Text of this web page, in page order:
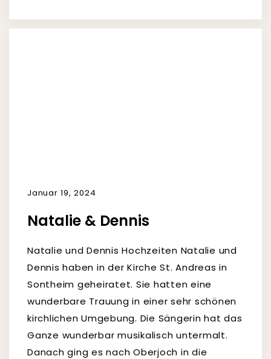
Januar 19, 2024
Natalie & Dennis
Natalie und Dennis Hochzeiten Natalie und
Dennis haben in der Kirche St. Andreas in
Sontheim geheiratet. Sie hatten eine
wunderbare Trauung in einer sehr schönen
kirchlichen Umgebung. Die Sängerin hat das
Ganze wunderbar musikalisch untermalt.
Danach ging es nach Oberjoch in die